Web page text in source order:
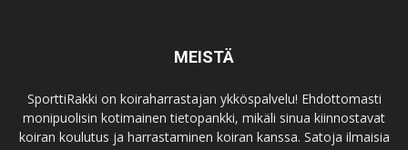
MEISTÄ
SporttiRakki on koiraharrastajan ykköspalvelu! Ehdottomasti
monipuolisin kotimainen tietopankki, mikäli sinua kiinnostavat
koiran koulutus ja harrastaminen koiran kanssa. Satoja ilmaisia